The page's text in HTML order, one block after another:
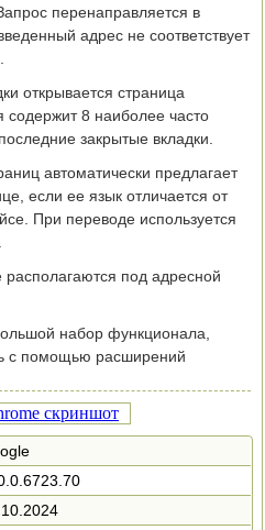
перенаправляется в
адрес не соответствует
открывается страница
содержит 8 наиболее часто
закрытые вкладки.
автоматически предлагает
если ее язык отличается от
При переводе используется
под адресной
набор функционала,
с помощью расширений